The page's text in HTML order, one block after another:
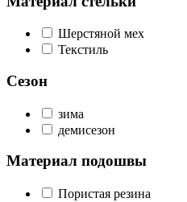
Шерстяной мех
Текстиль
Сезон
зима
демисезон
Материал подошвы
Пористая резина